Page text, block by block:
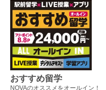
おすすめ留学
NOVAのオススメをオールイン！